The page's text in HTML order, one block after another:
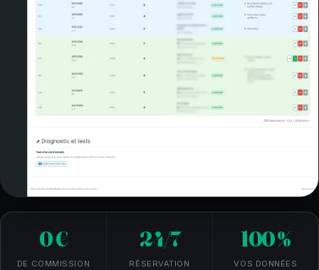
de commission
0 €
DE COMMISSION
réservation
24/7
RÉSERVATION
vos données
100 %
VOS DONNÉES